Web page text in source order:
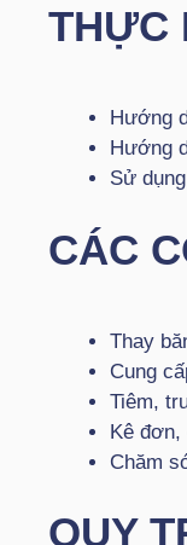
THỰC
Hướng
Hướng
Sử
CÁC
Thay
Cung
Tiêm,
Kê đơn,
Chăm
QUY